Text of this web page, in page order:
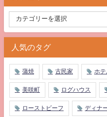
人気のタグ
蒲焼 古民家 ホ
美咲町 ログハウス
ローストビーフ ディナ